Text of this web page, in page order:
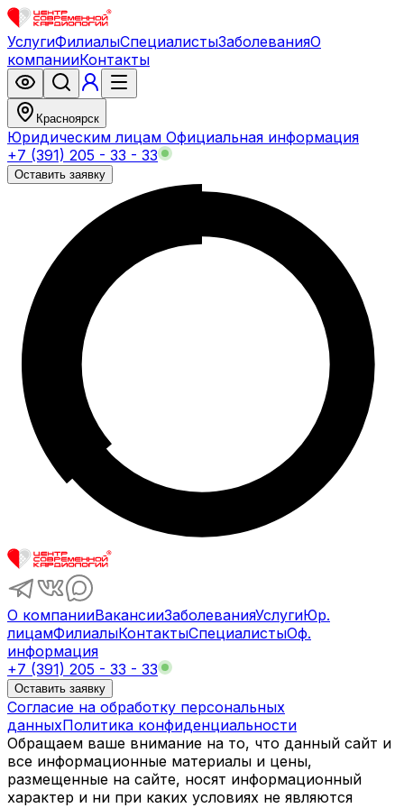
УслугиФилиалыСпециалистыЗаболеванияО
компанииКонтакты
Красноярск
Юридическим лицам Официальная информация
+7 (391) 205 - 33 - 33
Оставить заявку
О компанииВакансииЗаболеванияУслугиЮр.
лицамФилиалыКонтактыСпециалистыОф.
информация
+7 (391) 205 - 33 - 33
Оставить заявку
Согласие на обработку персональных
данныхПолитика конфиденциальности
Обращаем ваше внимание на то, что данный сайт и
все информационные материалы и цены,
размещенные на сайте, носят информационный
характер и ни при каких условиях не являются